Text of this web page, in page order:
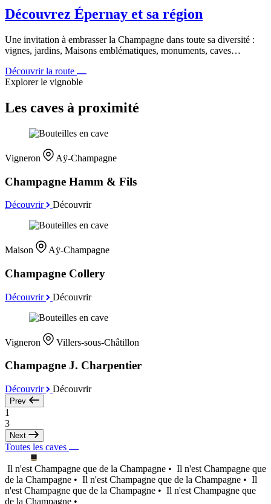
Découvrez Épernay et sa région
Une invitation à embrasser la Champagne dans toute sa diversité :
vignes, jardins, Maisons emblématiques, monuments, caves…
Découvrir la route
Explorer le vignoble
Les caves à proximité
Vigneron Aÿ-Champagne
Champagne Hamm & Fils
Découvrir Découvrir
Maison Aÿ-Champagne
Champagne Collery
Découvrir Découvrir
Vigneron Villers-sous-Châtillon
Champagne J. Charpentier
Découvrir Découvrir
Prev
1
3
Next
Toutes les caves
Il n'est Champagne que de la Champagne • Il n'est Champagne que
de la Champagne • Il n'est Champagne que de la Champagne • Il
n'est Champagne que de la Champagne • Il n'est Champagne que
de la Champagne •